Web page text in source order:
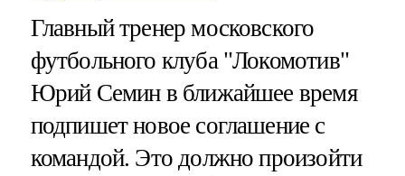
Главный тренер московского
футбольного клуба "Локомотив"
Юрий Семин в ближайшее время
подпишет новое соглашение с
командой. Это должно произойти